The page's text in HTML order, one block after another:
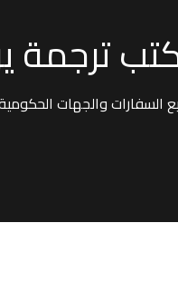
ترجمة
والجهات